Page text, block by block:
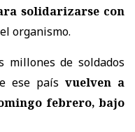
solidarizarse con
organismo.
millones de soldados
ese país vuelven a
febrero, bajo